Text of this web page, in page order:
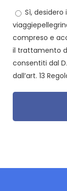
Sì,
compreso e
il trattamento
consentiti dal
dall’art. 13